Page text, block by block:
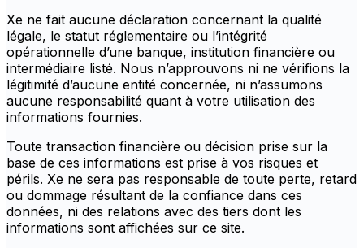
Xe ne fait aucune déclaration concernant la qualité
légale, le statut réglementaire ou l’intégrité
opérationnelle d’une banque, institution financière ou
intermédiaire listé. Nous n’approuvons ni ne vérifions la
légitimité d’aucune entité concernée, ni n’assumons
aucune responsabilité quant à votre utilisation des
informations fournies.
Toute transaction financière ou décision prise sur la
base de ces informations est prise à vos risques et
périls. Xe ne sera pas responsable de toute perte, retard
ou dommage résultant de la confiance dans ces
données, ni des relations avec des tiers dont les
informations sont affichées sur ce site.